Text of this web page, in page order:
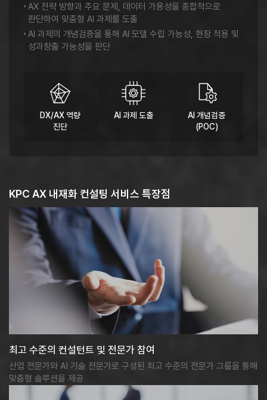
AX 전략 방향과 주요 문제, 데이터 가용성을 종합적으로
판단하여 맞춤형 AI 과제를 도출
AI 과제의 개념검증을 통해 AI 모델 수립 가능성, 현장 적용 및
성과창출 가능성을 판단
DX/AX 역량
진단
AI 과제 도출
AI 개념검증
(POC)
KPC AX 내재화 컨설팅 서비스 특장점​
최고 수준의 컨설턴트 및 전문가 참여
산업 전문가와 AI 기술 전문가로 구성된 최고 수준의 전문가 그룹을 통해
맞춤형 솔루션을 제공